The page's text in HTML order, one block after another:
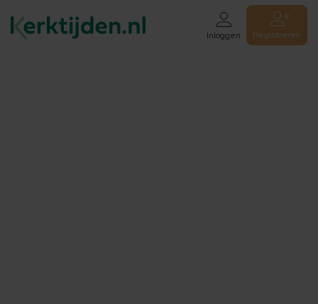
Inloggen Registreren